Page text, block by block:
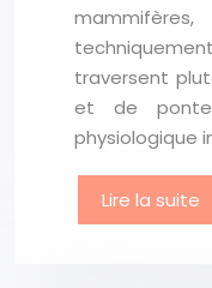
traversent
et de ponte
physiologique
Lire la suite